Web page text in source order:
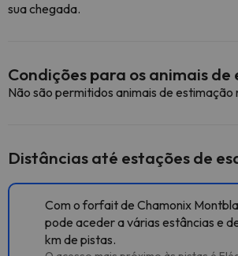
sua chegada.
Condições para os animais
Não são permitidos animais de
Distâncias até estações de
Com o forfait de Chamonix
pode aceder a várias estâncias e
km de pistas.